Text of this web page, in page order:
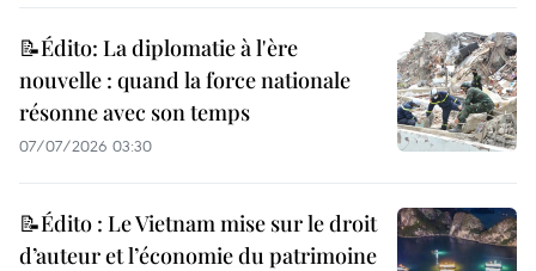
📝Édito: La diplomatie à l'ère
nouvelle : quand la force nationale
résonne avec son temps
07/07/2026 03:30
📝Édito : Le Vietnam mise sur le droit
d’auteur et l’économie du patrimoine